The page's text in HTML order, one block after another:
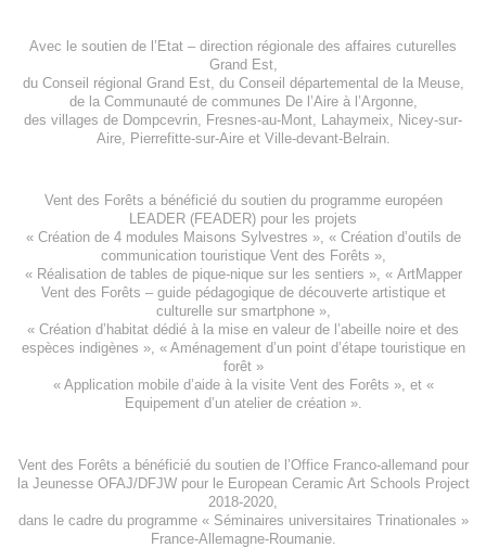
Avec le soutien de l’Etat – direction régionale des affaires cuturelles
Grand Est,
du Conseil régional Grand Est, du Conseil départemental de la Meuse,
de la Communauté de communes De l’Aire à l’Argonne,
des villages de Dompcevrin Fresnes-au-Mont Lahaymeix
Nicey-sur-
Aire, Pierrefitte-sur-Aireet Ville-devant-Belrain.
Vent des Forêts a bénéficié du soutien du programme européen
LEADER (FEADER) pour les projets
« Création de 4 modules Maisons Sylvestres », « Création d’outils de
communication touristique Vent des Forêts »,
« Réalisation de tables de pique-nique sur les sentiers », « ArtMapper
Vent des Forêts – guide pédagogique de découverte artistique et
culturelle sur smartphone »,
« Création d’habitat dédié à la mise en valeur de l’abeille noire et des
espèces indigènes », « Aménagement d’un point d’étape touristique en
forêt»
« Application mobile d’aide à la visite Vent des Forêts », et «
Equipement d’un atelier de création».
Vent des Forêts a bénéficié du soutien de l’Office Franco-allemand pour
la Jeunesse OFAJ/DFJWpour leEuropean Ceramic Art Schools Project
2018-2020
dans le cadre du programme « Séminaires universitaires Trinationales »
France-Allemagne-Roumanie.